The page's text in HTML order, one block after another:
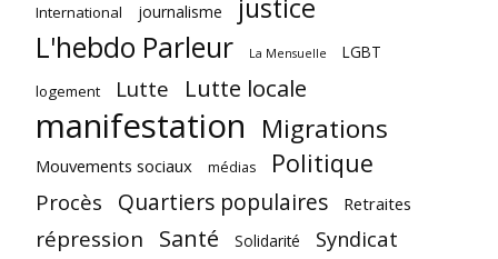
International journalisme justice
L'hebdo Parleur La Mensuelle
LGBT
logement
Lutte Lutte locale
manifestation Migrations
Mouvements sociaux médias Politique
Procès Quartiers populaires Retraites
répression Santé Solidarité Syndicat